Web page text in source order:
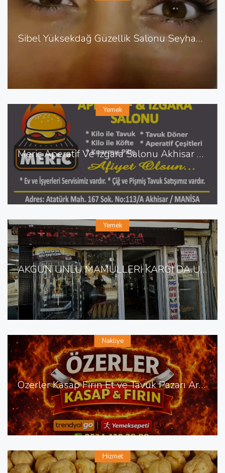
Sibel Yüksekdağ Güzellik Salonu Seyhan da Güzellik Salonu
Meriç Aperatif Ve Izgara Salonu Akhisar da Aperatif
Yemek
AKGÜN UNLU MAMÜLLERİ KARGI DA UNLU MAMÜLLER
Yemek
Özerler Kasap Fırın Et ve Tavuk Pazarı Arsuz da Kasap Fırın
Nakliye
Hizmet